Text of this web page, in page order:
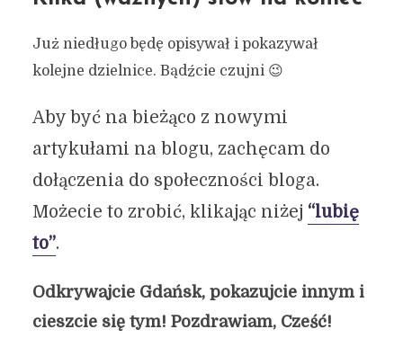
Już niedługo będę opisywał i pokazywał
kolejne dzielnice. Bądźcie czujni 😉
Aby być na bieżąco z nowymi
artykułami na blogu, zachęcam do
dołączenia do społeczności bloga.
Możecie to zrobić, klikając niżej “lubię
to”.
Odkrywajcie Gdańsk, pokazujcie innym i
cieszcie się tym! Pozdrawiam, Cześć!